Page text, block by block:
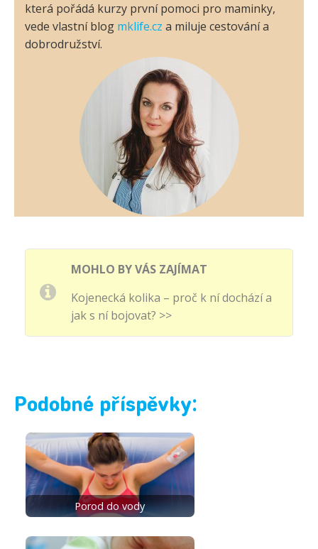
která pořádá kurzy první pomoci pro maminky,
vede vlastní blog mklife.cz a miluje cestování a
dobrodružství.
MOHLO BY VÁS ZAJÍMAT
Kojenecká kolika – proč k ní dochází a
jak s ní bojovat? >>
Podobné příspěvky:
Porod do vody